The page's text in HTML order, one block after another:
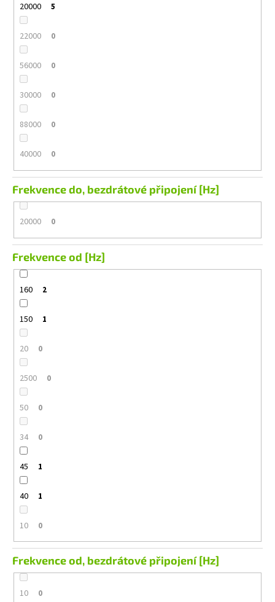
20000 5
22000 0
56000 0
30000 0
88000 0
40000 0
Frekvence do, bezdrátové připojení [Hz]
20000 0
Frekvence od [Hz]
160 2
150 1
20 0
2500 0
50 0
34 0
45 1
40 1
10 0
Frekvence od, bezdrátové připojení [Hz]
10 0